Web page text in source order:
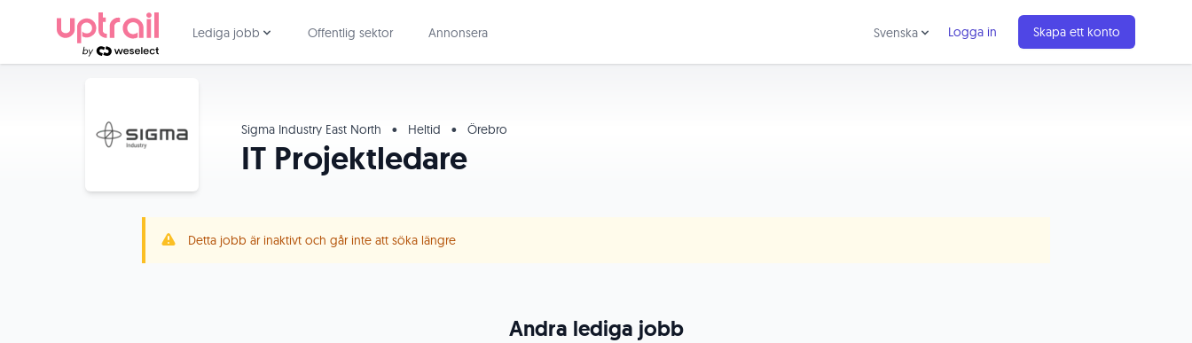
Lediga jobb Offentlig sektor Annonsera Svenska Logga in Skapa ett konto
Sigma Industry East North • Heltid • Örebro
IT Projektledare
Detta jobb är inaktivt och går inte att söka längre
Andra lediga jobb